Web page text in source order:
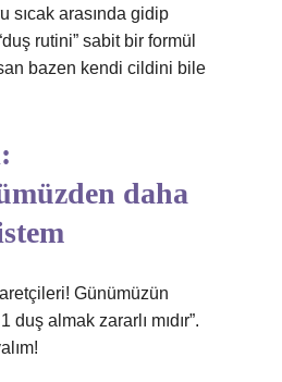
sıcak arasında gidip
rutini” sabit bir formül
bazen kendi cildini bile
daha
Günümüzün
duş almak zararlı mıdır”.